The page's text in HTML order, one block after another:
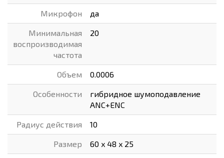
Микрофон да
Минимальная
воспроизводимая
частота
20
Объем 0.0006
Особенности
гибридное шумоподавление
ANC+ENC
Радиус действия 10
Размер 60 x 48 x 25